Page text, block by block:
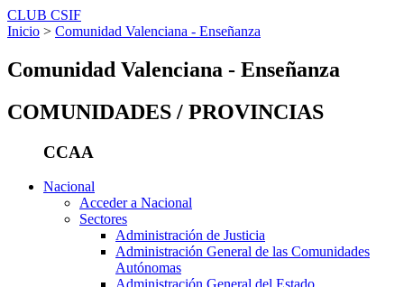
CLUB CSIF
Inicio > Comunidad Valenciana - Enseñanza
Comunidad Valenciana - Enseñanza
COMUNIDADES / PROVINCIAS
CCAA
Nacional
Acceder a Nacional
Sectores
Administración de Justicia
Administración General de las Comunidades
Autónomas